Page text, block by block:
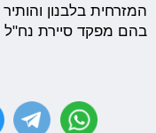
המזרחית בלבנון
בהם מפקד סיירת נח"ל